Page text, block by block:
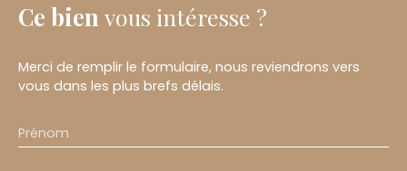
Ce bien vous intéresse ?
Merci de remplir le formulaire, nous reviendrons vers
vous dans les plus brefs délais.
Prénom